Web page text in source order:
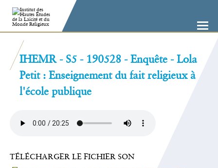
contenu.
la
personnels
IHEMR - S5 - 190528 - Enquête - Lola
Petit : Enseignement du fait religieux à
l'école publique
TÉLÉCHARGER LE FICHIER SON